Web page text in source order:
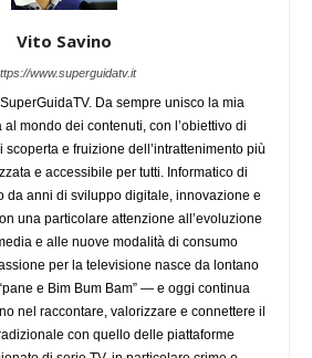
Vito Savino
www.superguidatv.it
Da sempre unisco la mia
mondo dei contenuti, con l’obiettivo di
scoperta e fruizione dell’intrattenimento più
e accessibile per tutti. Informatico di
da anni di sviluppo digitale, innovazione e
una particolare attenzione all’evoluzione
e alle nuove modalità di consumo
per la televisione nasce da lontano
e Bim Bum Bam” — e oggi continua
nel raccontare, valorizzare e connettere il
con quello delle piattaforme